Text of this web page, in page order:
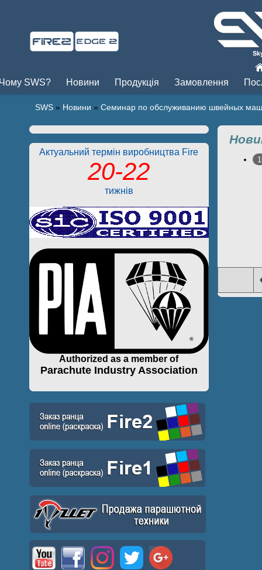
SWS? Новини Продукція Замовлення
SWS » Новини » Семинар по обслуживанию швейных
Актуальний термін виробництва Fire
20-22
тижнів
Authorized as a member of
Parachute Industry Association